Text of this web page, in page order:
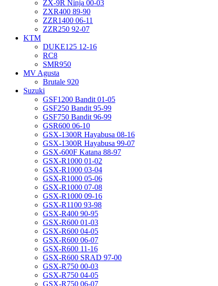
ZX-9R Ninja 00-03
ZXR400 89-90
ZZR1400 06-11
ZZR250 92-07
KTM
DUKE125 12-16
RC8
SMR950
MV Agusta
Brutale 920
Suzuki
GSF1200 Bandit 01-05
GSF250 Bandit 95-99
GSF750 Bandit 96-99
GSR600 06-10
GSX-1300R Hayabusa 08-16
GSX-1300R Hayabusa 99-07
GSX-600F Katana 88-97
GSX-R1000 01-02
GSX-R1000 03-04
GSX-R1000 05-06
GSX-R1000 07-08
GSX-R1000 09-16
GSX-R1100 93-98
GSX-R400 90-95
GSX-R600 01-03
GSX-R600 04-05
GSX-R600 06-07
GSX-R600 11-16
GSX-R600 SRAD 97-00
GSX-R750 00-03
GSX-R750 04-05
GSX-R750 06-07